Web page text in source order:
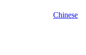
Chinese